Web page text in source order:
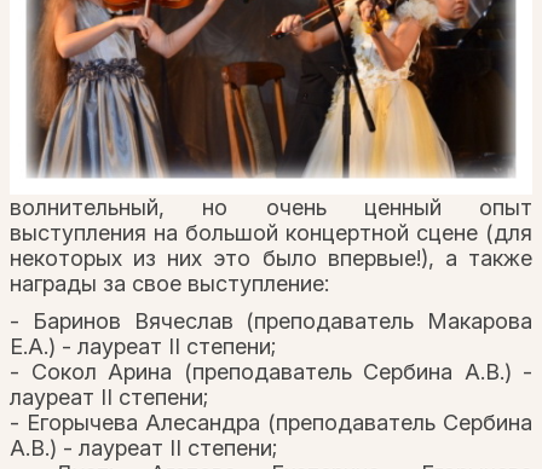
волнительный, но очень ценный опыт
выступления на большой концертной сцене (для
некоторых из них это было впервые!), а также
награды за свое выступление:
- Баринов Вячеслав (преподаватель Макарова
Е.А.) - лауреат II степени;
- Сокол Арина (преподаватель Сербина А.В.) -
лауреат II степени;
- Егорычева Алесандра (преподаватель Сербина
А.В.) - лауреат II степени;